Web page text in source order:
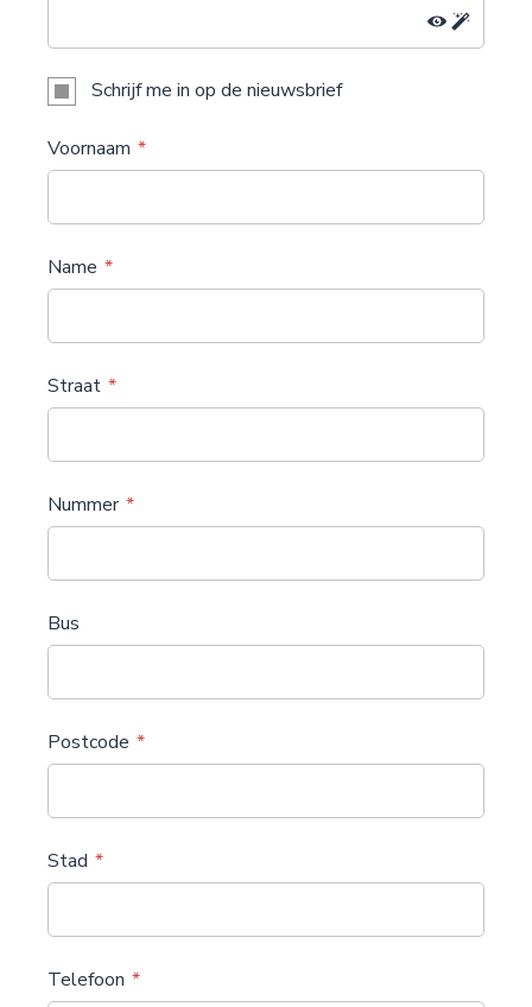
Schrijf me in op de nieuwsbrief
Voornaam
Name
Straat
Nummer
Bus
Postcode
Stad
Telefoon